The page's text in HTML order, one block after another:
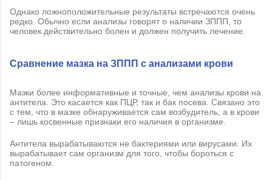
Однако ложноположительные результаты встречаются очень
редко. Обычно если анализы говорят о наличии ЗППП, то
человек действительно болен и должен получить лечение.
Сравнение мазка на ЗППП с анализами крови
Мазки более информативные и точные, чем анализы крови на
антитела. Это касается как ПЦР, так и бак посева. Связано это
с тем, что в мазке обнаруживается сам возбудитель, а в крови
– лишь косвенные признаки его наличия в организме.
Антитела вырабатываются не бактериями или вирусами. Их
вырабатывает сам организм для того, чтобы бороться с
патогеном.